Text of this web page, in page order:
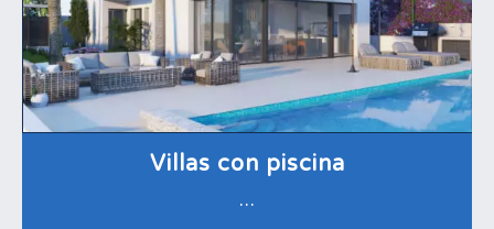
Villas con piscina
…